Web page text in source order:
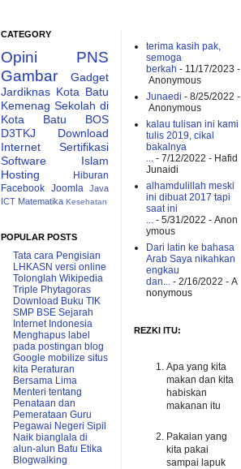
CATEGORY
Opini
PNS
Gambar
Gadget
Jardiknas Kota Batu
Kemenag Sekolah di
Kota Batu
BOS
D3TKJ
Download
Internet
Sertifikasi
Software
Islam
Hosting
Hiburan
Facebook Joomla
Java
ICT Matematika Kesehatan
POPULAR POSTS
Tata cara Pengisian
LHKASN versi online
Tolonglah Wikipedia
Triple Phytagoras
Download Buku TIK
SMP BSE Sejarah
Internet Indonesia
Menghapus label
pada postingan blog
Google mobilize situs
kita Peraturan
Bersama Lima
Menteri tentang
Penataan dan
Pemerataan Guru
Pegawai Negeri Sipil
Naik bianglala di
alun-alun Batu Etika
Blogwalking
terima kasih pak,
semoga
berkah - 11/17/2023 -
Anonymous
Junaedi - 8/25/2022 -
Anonymous
kalau tulisan ini kami
tulis 2019, cikal
bakalnya
- 7/12/2022 - Hafid
Junaidi
alhamdulillah meski
ini dibuat 2017 tapi
saat ini
- 5/31/2022 - Anon
ymous
Dari latin ke bahasa
Arab Saya nikahkan
engkau
dan...
- 2/16/2022 - A
nonymous
REZKI ITU:
Apa yang kita
makan dan kita
habiskan
makanan itu
Pakaian yang
kita pakai
sampai lapuk